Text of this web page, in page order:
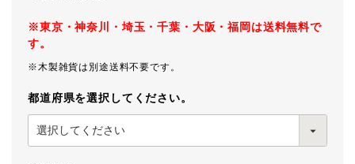
※東京・神奈川・埼玉・千葉・大阪・福岡は送料無料で
す。
※木製雑貨は別途送料不要です。
都道府県を選択してください。